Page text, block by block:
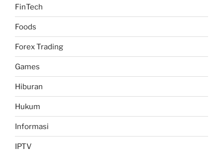
FinTech
Foods
Forex Trading
Games
Hiburan
Hukum
Informasi
IPTV